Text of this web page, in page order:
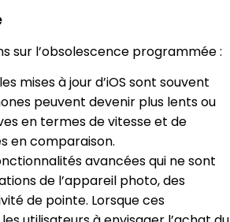
sur l’obsolescence programmée :
mises à jour d’iOS sont souvent
peuvent devenir plus lents ou
en termes de vitesse et de
en comparaison.
avancées qui ne sont
de l’appareil photo, des
de pointe. Lorsque ces